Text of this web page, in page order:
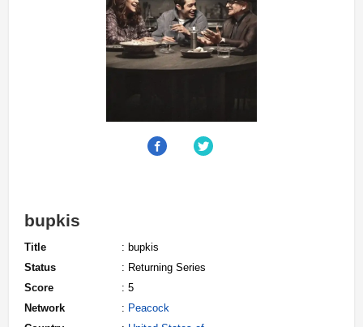
bupkis
Title
: bupkis
Status
: Returning Series
Score
: 5
Network
: Peacock